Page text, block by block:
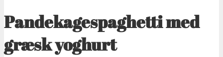
Pandekagespaghetti med
græsk yoghurt